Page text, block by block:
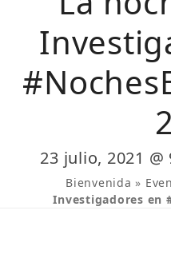
23 julio, 2021 @
Bienvenida »
Investigadores en